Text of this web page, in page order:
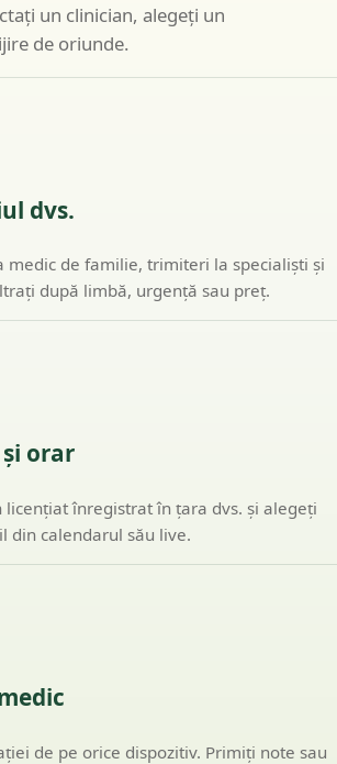
un clinician, alegeți un
de oriunde.
dvs.
medic de familie, trimiteri la specialiști și
după limbă, urgență sau preț.
orar
licențiat înregistrat în țara dvs. și alegeți
din calendarul său live.
de pe orice dispozitiv. Primiți note sau